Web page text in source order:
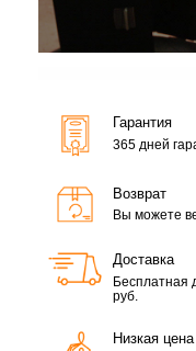
Гарантия
365 дней
Возврат
Вы можете
Доставка
Бесплатная
руб.
Низкая цена